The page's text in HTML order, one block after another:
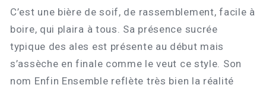
C’est une bière de soif, de rassemblement, facile à
boire, qui plaira à tous. Sa présence sucrée
typique des ales est présente au début mais
s’assèche en finale comme le veut ce style. Son
nom Enfin Ensemble reflète très bien la réalité